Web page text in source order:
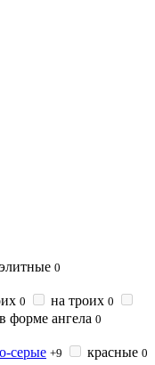
элитные 0
0 на троих 0
в форме ангела 0
серые +9 красные 0